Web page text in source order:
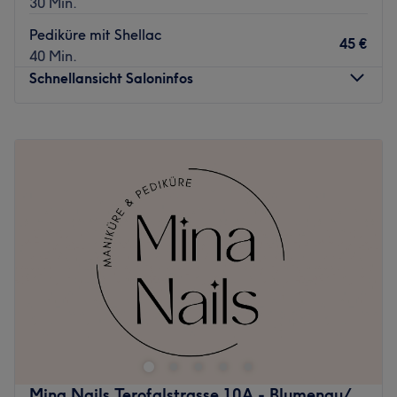
Was uns an dem Salon gefällt:
Atmosphäre: Charmant, ruhig, sauber.
Expertise: Nageldesigns, Wimpernverlängerungen.
Pediküre mit Shellac
40 Min.
45 €
Schnellansicht Saloninfos
09:30
09:30
Geschlossen
Móng tay được chăm sóc kỹ lưỡng, màu sắc rạng rỡ – tại
salon làm móng Milano Nails & Beauty ở Munich-Pasing,
bàn tay và bàn chân trở nên thực sự thu hút mọi ánh
nhìn. Không gian sáng sủa này mang đến vẻ đẹp, sự tỉ mỉ